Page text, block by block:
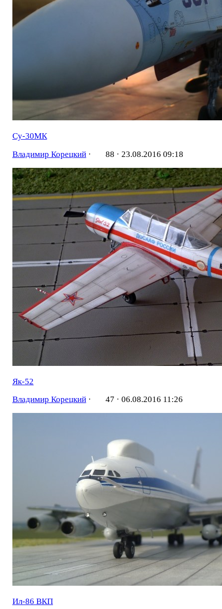
Су-30МК
Владимир Корецкий· 88 · 23.08.2016 09:18
Як-52
Владимир Корецкий· 47 · 06.08.2016 11:26
Ил-86 ВКП